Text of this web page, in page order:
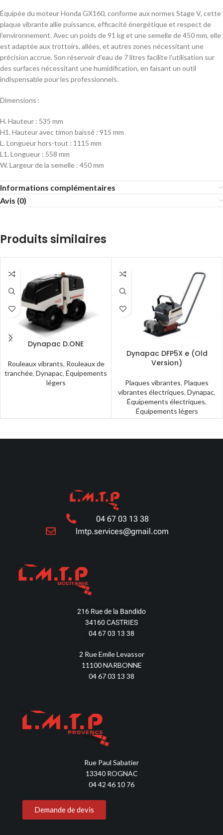
Équipée du moteur Honda GX160, conforme aux normes Stage V, cette
plaque vibrante allie puissance, efficacité énergétique et respect de
l’environnement. Avec un poids de 91 kg et une semelle de 450 mm, elle
est adaptée aux trottoirs, allées, et autres zones nécessitant une
précision accrue. Son réservoir d’eau de 7 litres facilite l’utilisation sur
des surfaces nécessitant une humidification, en faisant un outil
indispensable pour les professionnels.
Dimensions :
H. Hauteur : 535 mm
H1. Hauteur avec timon baissé : 915 mm
L. Longueur hors-tout : 1115 mm
L1. Longueur : 558 mm
W. Largeur de la semelle : 450 mm
Informations complémentaires
Avis (0)
Produits similaires
Dynapac D.ONE
Rouleaux vibrants, Rouleaux de
tranchée, Dynapac, Équipements
légers
Dynapac DFP5X e (Old
Version)
Plaques vibrantes, Plaques
vibrantes électriques, Dynapac,
Équipements électriques,
Équipements légers
04 67 03 13 38
lmtp.services@gmail.com
216 Rue de la Bandido
34160 CASTRIES
04 67 03 13 38
2 Rue Emile Levassor
11100 NARBONNE
04 67 03 13 38
Rue Paul Sabatier
13340 ROGNAC
04 42 46 10 76
Demande de devis